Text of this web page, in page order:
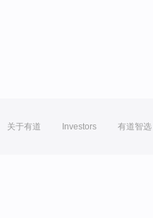
关于有道 Investors 有道智选